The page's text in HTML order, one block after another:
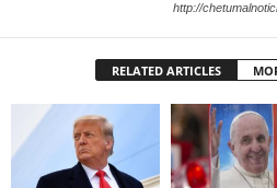
http://
RELATED ARTICLES